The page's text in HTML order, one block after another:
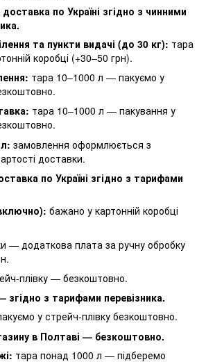
по Україні згідно з чинними
та пункти видачі (до 30 кг): тара
коробці (+30–50 грн).
тара 10–1000 л — пакуємо у
тара 10–1000 л — пакування у
замовлення оформлюється з
доставки.
по Україні згідно з тарифами
бажано у картонній коробці
— додаткова плата за ручну обробку
плівку — безкоштовно.
з тарифами перевізника.
у стрейч-плівку безкоштовно.
в Полтаві — безкоштовно.
тара понад 1000 л — підберемо